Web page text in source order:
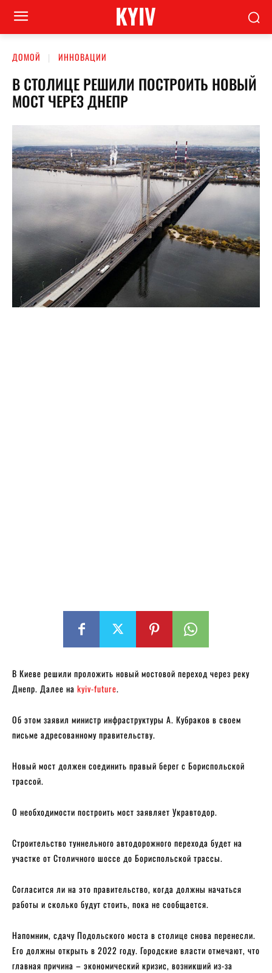
KYIV
ДОМОЙ ИННОВАЦИИ
В СТОЛИЦЕ РЕШИЛИ ПОСТРОИТЬ НОВЫЙ
МОСТ ЧЕРЕЗ ДНЕПР
В Киеве решили проложить новый мостовой переход через реку
Днепр. Далее на kyiv-future.
Об этом заявил министр инфраструктуры А. Кубраков в своем
письме адресованному правительству.
Новый мост должен соединить правый берег с Бориспольской
трассой.
О необходимости построить мост заявляет Укравтодор.
Строительство туннельного автодорожного перехода будет на
участке от Столичного шоссе до Бориспольской трассы.
Согласится ли на это правительство, когда должны начаться
работы и сколько будут стоить, пока не сообщается.
Напомним, сдачу Подольского моста в столице снова перенесли.
Его должны открыть в 2022 году. Городские власти отмечают, что
главная причина – экономический кризис, возникший из-за